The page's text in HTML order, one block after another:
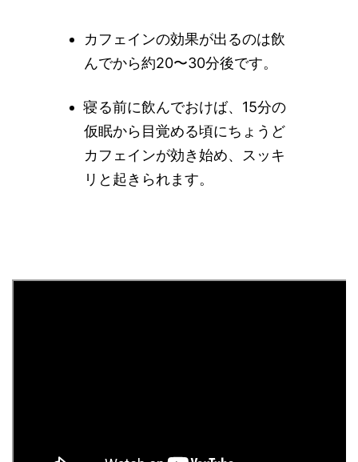
カフェインの効果が出るのは飲
んでから約20〜30分後です。
寝る前に飲んでおけば、15分の
仮眠から目覚める頃にちょうど
カフェインが効き始め、スッキ
リと起きられます。